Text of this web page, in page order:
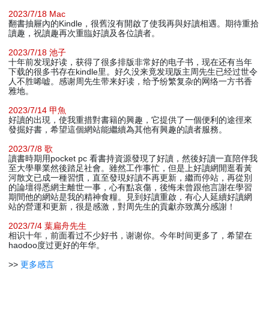
2023/7/18 Mac
翻書抽屜內的Kindle，很舊沒有開啟了使我再與好讀相遇。期待重拾
讀趣，祝讀趣再次重臨好讀及各位讀者。
2023/7/18 池子
十年前发现好读，获得了很多排版非常好的电子书，现在还有当年
下载的很多书存在kindle里。好久没来竟发现版主周先生已经过世令
人不胜唏嘘。感谢周先生带来好读，给予纷繁复杂的网络一方书香
雅地。
2023/7/14 甲魚
好讀的出現，使我重措對書籍的興趣，它提供了一個便利的途徑來
發掘好書，希望這個網站能繼續為其他有興趣的讀者服務。
2023/7/8 歌
讀書時期用pocket pc 看書持資源發現了好讀，然後好讀一直陪伴我
至大學畢業然後踏足社會。雖然工作事忙，但是上好讀網閒逛看黃
河散文已成一種習慣，直至發現好讀不再更新，繼而停站，再從別
的論壇得悉網主離世一事，心有點哀傷，後悔未曾跟他言謝在學習
期間他的網站是我的精神食糧。見到好讀重啟，有心人延續好讀網
站的營運和更新，很是感激，對周先生的貢獻亦致萬分感謝！
2023/7/4 葉扁舟先生
相识十年，前面看过不少好书，谢谢你。今年时间更多了，希望在
haodoo度过更好的年华。
>>更多感言